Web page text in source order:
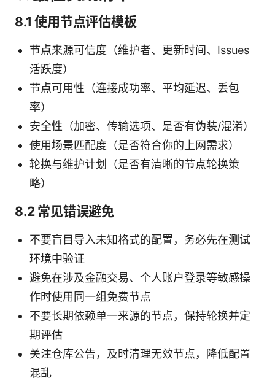
8.1 使用节点评估模板
节点来源可信度（维护者、更新时间、Issues
活跃度）
节点可用性（连接成功率、平均延迟、丢包
率）
安全性（加密、传输选项、是否有伪装/混淆）
使用场景匹配度（是否符合你的上网需求）
轮换与维护计划（是否有清晰的节点轮换策
略）
8.2 常见错误避免
不要盲目导入未知格式的配置，务必先在测试
环境中验证
避免在涉及金融交易、个人账户登录等敏感操
作时使用同一组免费节点
不要长期依赖单一来源的节点，保持轮换并定
期评估
关注仓库公告，及时清理无效节点，降低配置
混乱